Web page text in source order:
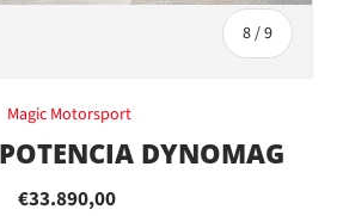
8/de
9
Magic Motorsport
DYNOMAG
€33.890,00